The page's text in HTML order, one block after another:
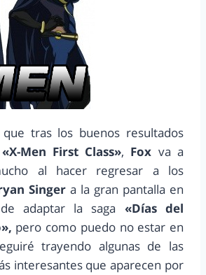
que tras los buenos resultados
«X-Men First Class», Fox va a
al hacer regresar a los
Singer a la gran pantalla en
adaptar la saga «Días del
pero como puedo no estar en
trayendo algunas de las
interesantes que aparecen por